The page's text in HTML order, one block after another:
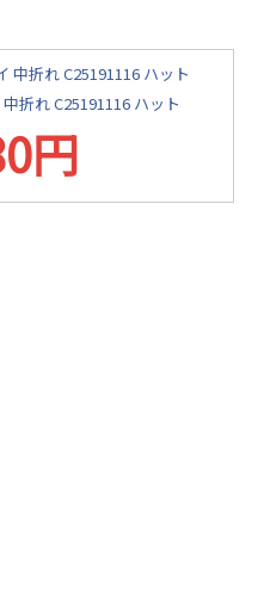
折れ C25191116 ハット
円